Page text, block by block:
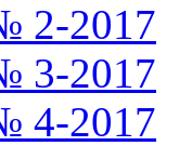
2-2017
3-2017
4-2017